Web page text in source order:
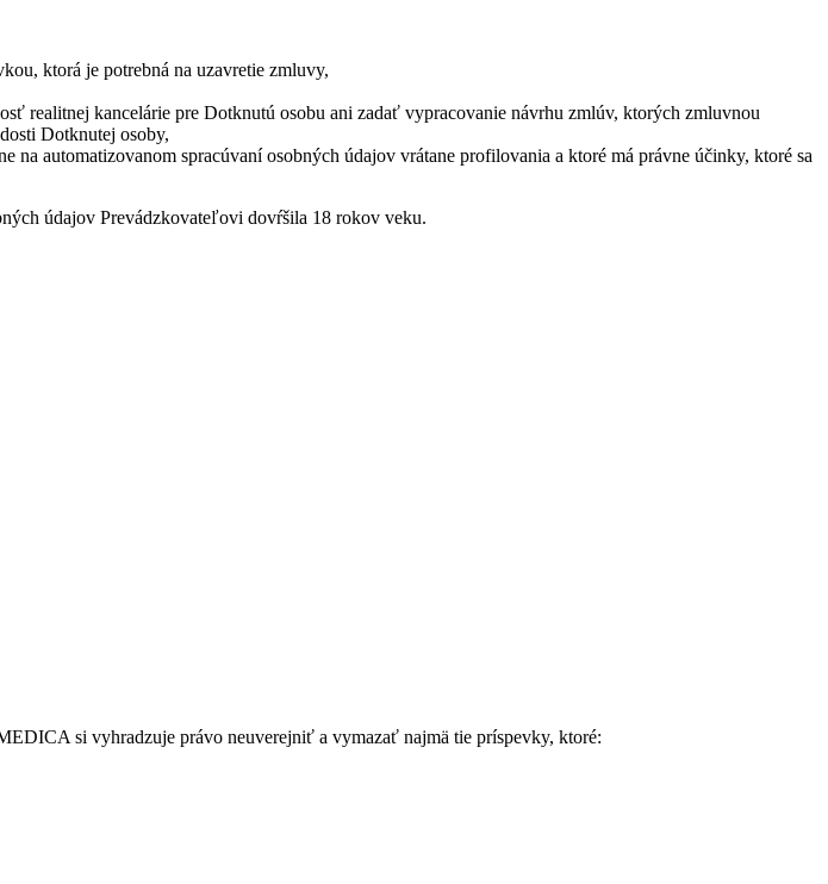
ktorá je potrebná na uzavretie zmluvy,
realitnej kancelárie pre Dotknutú osobu ani zadať vypracovanie návrhu zmlúv, ktorých zmluvnou
Dotknutej osoby,
automatizovanom spracúvaní osobných údajov vrátane profilovania a ktoré má právne účinky, ktoré sa
údajov Prevádzkovateľovi dovŕšila 18 rokov veku.
si vyhradzuje právo neuverejniť a vymazať najmä tie príspevky, ktoré: